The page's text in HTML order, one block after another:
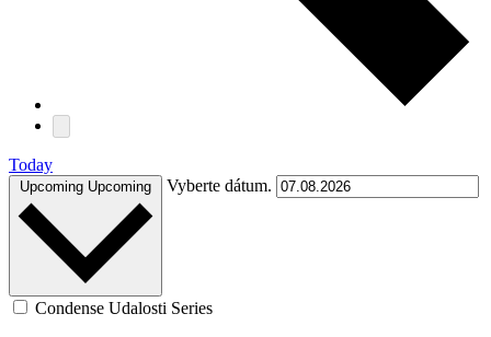
Today
Upcoming Upcoming Vyberte dátum.
Condense Udalosti Series